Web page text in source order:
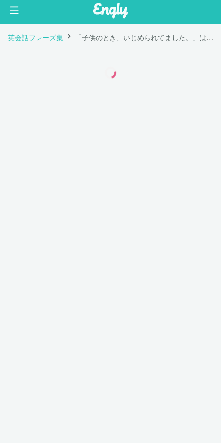
英会話フレーズ集 「子供のとき、いじめられてました。」は英語で "I was bullied when I was a kid."